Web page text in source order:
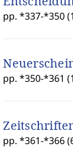
pp. *337-*350
pp. *350-*361
pp. *361-*366